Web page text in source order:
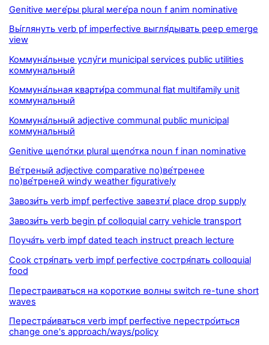
Genitive меге́ры plural меге́ра noun f anim nominative
Вы́глянуть verb pf imperfective выгля́дывать peep emerge
view
Коммуна́льные услу́ги municipal services public utilities
коммунальный
Коммуна́льная кварти́ра communal flat multifamily unit
коммунальный
Коммуна́льный adjective communal public municipal
коммунальный
Genitive щепо́тки plural щепо́тка noun f inan nominative
Ве́треный adjective comparative по)ве́тренее
по)ве́треней windy weather figuratively
Завози́ть verb impf perfective завезти́ place drop supply
Завози́ть verb begin pf colloquial carry vehicle transport
Поуча́ть verb impf dated teach instruct preach lecture
Cook стря́пать verb impf perfective состря́пать colloquial
food
Перестраиваться на короткие волны switch re-tune short
waves
Перестра́иваться verb impf perfective перестро́иться
change one's approach/ways/policy